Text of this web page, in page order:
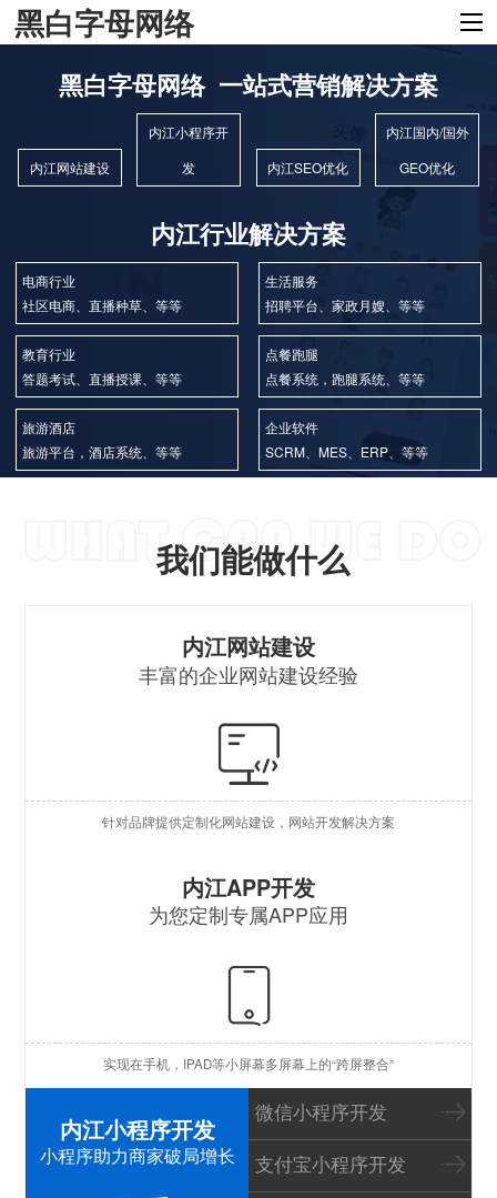
黑白字母网络
黑白字母网络 一站式营销解决方案
内江网站建设
内江小程序开
发
内江SEO优化
内江国内/国外
GEO优化
内江行业解决方案
电商行业
社区电商、直播种草、等等
生活服务
招聘平台、家政月嫂、等等
教育行业
答题考试、直播授课、等等
点餐跑腿
点餐系统，跑腿系统、等等
旅游酒店
旅游平台，酒店系统、等等
企业软件
SCRM、MES、ERP、等等
我们能做什么
内江网站建设
丰富的企业网站建设经验
针对品牌提供定制化网站建设，网站开发解决方案
内江APP开发
为您定制专属APP应用
实现在手机，IPAD等小屏幕多屏幕上的“跨屏整合”
内江小程序开发
小程序助力商家破局增长
微信小程序开发
支付宝小程序开发